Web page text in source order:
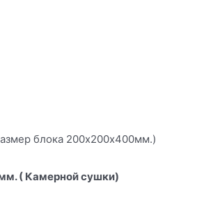
блока 200х200х400мм.)
( Камерной сушки)